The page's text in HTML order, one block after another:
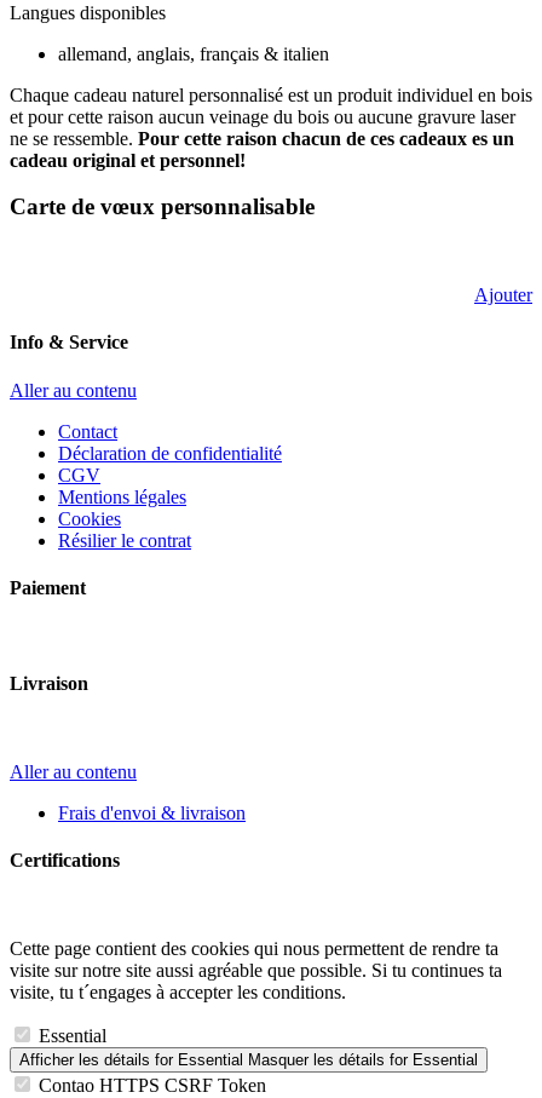
Langues disponibles
allemand, anglais, français & italien
Chaque cadeau naturel personnalisé est un produit individuel en bois
et pour cette raison aucun veinage du bois ou aucune gravure laser
ne se ressemble. Pour cette raison chacun de ces cadeaux es un
cadeau original et personnel!
Carte de vœux personnalisable
Ajouter
Info & Service
Aller au contenu
Contact
Déclaration de confidentialité
CGV
Mentions légales
Cookies
Résilier le contrat
Paiement
Livraison
Aller au contenu
Frais d'envoi & livraison
Certifications
Cette page contient des cookies qui nous permettent de rendre ta
visite sur notre site aussi agréable que possible. Si tu continues ta
visite, tu t´engages à accepter les conditions.
Essential
Afficher les détails for Essential Masquer les détails for Essential
Contao HTTPS CSRF Token